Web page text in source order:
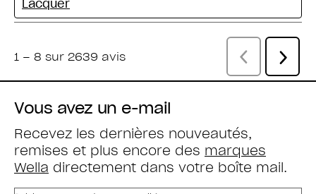
Vous avez un e-mail
Recevez les dernières nouveautés,
remises et plus encore des marques
Wella directement dans votre boîte mail.